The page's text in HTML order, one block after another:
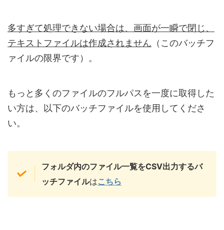
多すぎて処理できない場合は、画面が一瞬で閉じ、
テキストファイルは作成されません （このバッチフ
ァイルの限界です）。
もっと多くのファイルのフルパスを一度に取得した
い方は、以下のバッチファイルを使用してくださ
い。
フォルダ内のファイル一覧をCSV出力するバ
ッチファイルはこちら